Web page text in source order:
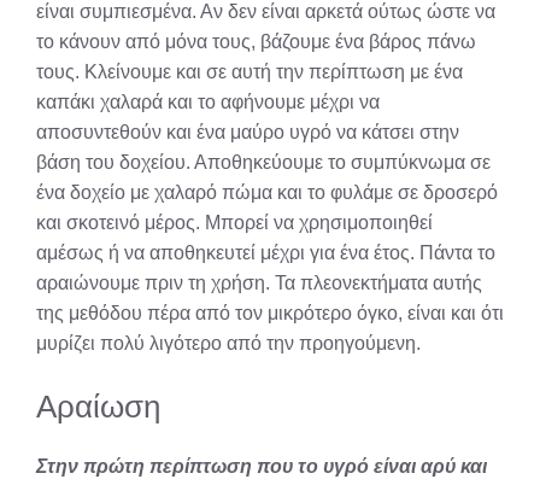
είναι συμπιεσμένα. Αν δεν είναι αρκετά ούτως ώστε να
το κάνουν από μόνα τους, βάζουμε ένα βάρος πάνω
τους. Κλείνουμε και σε αυτή την περίπτωση με ένα
καπάκι χαλαρά και το αφήνουμε μέχρι να
αποσυντεθούν και ένα μαύρο υγρό να κάτσει στην
βάση του δοχείου. Αποθηκεύουμε το συμπύκνωμα σε
ένα δοχείο με χαλαρό πώμα και το φυλάμε σε δροσερό
και σκοτεινό μέρος. Μπορεί να χρησιμοποιηθεί
αμέσως ή να αποθηκευτεί μέχρι για ένα έτος. Πάντα το
αραιώνουμε πριν τη χρήση. Τα πλεονεκτήματα αυτής
της μεθόδου πέρα από τον μικρότερο όγκο, είναι και ότι
μυρίζει πολύ λιγότερο από την προηγούμενη.
Αραίωση
Στην πρώτη περίπτωση που το υγρό είναι αρύ και